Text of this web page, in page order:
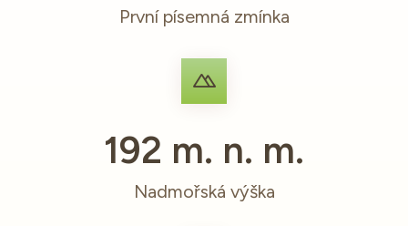
První písemná zmínka
192 m. n. m.
Nadmořská výška